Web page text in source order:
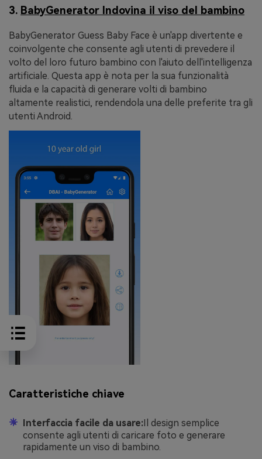
3. BabyGenerator Indovina il viso del bambino
BabyGenerator Guess Baby Face è un'app divertente e
coinvolgente che consente agli utenti di prevedere il
volto del loro futuro bambino con l'aiuto dell'intelligenza
artificiale. Questa app è nota per la sua funzionalità
fluida e la capacità di generare volti di bambino
altamente realistici, rendendola una delle preferite tra gli
utenti Android.
Caratteristiche chiave
Interfaccia facile da usare:Il design semplice
consente agli utenti di caricare foto e generare
rapidamente un viso di bambino.